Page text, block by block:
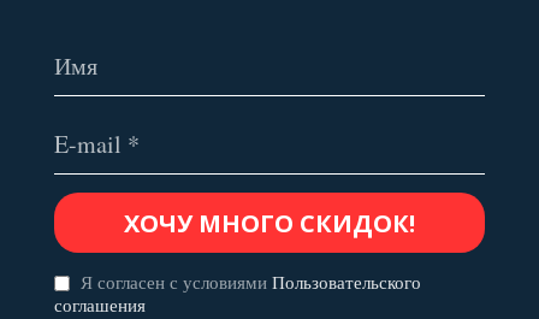
Я согласен с условиями Пользовательского
соглашения